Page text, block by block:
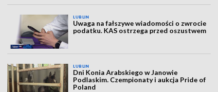
LUBLIN
Uwaga na fałszywe wiadomości o zwrocie
podatku. KAS ostrzega przed oszustwem
LUBLIN
Dni Konia Arabskiego w Janowie
Podlaskim. Czempionaty i aukcja Pride of
Poland